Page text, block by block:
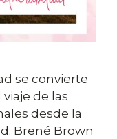
se convierte
de las
desde la
Brené Brown